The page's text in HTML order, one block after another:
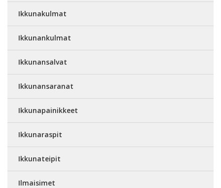
Ikkunakulmat
Ikkunankulmat
Ikkunansalvat
Ikkunansaranat
Ikkunapainikkeet
Ikkunaraspit
Ikkunateipit
Ilmaisimet